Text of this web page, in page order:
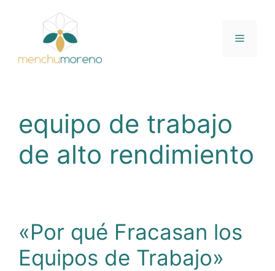
contenido
Menú
equipo de trabajo
de alto rendimiento
«Por qué Fracasan los
Equipos de Trabajo»